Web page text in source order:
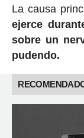
La causa
ejerce
sobre un
pudendo.